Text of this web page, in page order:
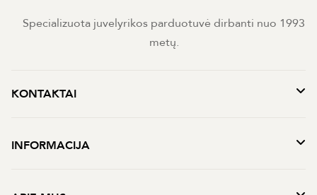
Specializuota juvelyrikos parduotuvė dirbanti nuo 1993
metų.
KONTAKTAI
INFORMACIJA